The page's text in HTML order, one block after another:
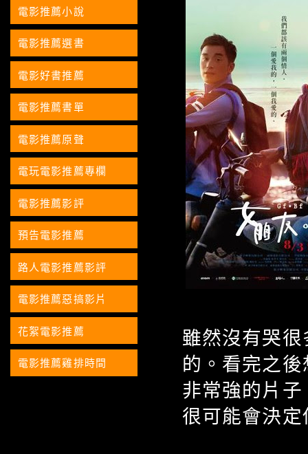
雖然沒有哭
的。看完之
非常強的片
很可能會決
電影推薦小說
電影推薦選書
電影好書推薦
電影推薦書單
電影推薦原聲
電玩電影推薦專欄
電影推薦影評
預告電影推薦
路人電影推薦影評
電影推薦惡搞影片
花絮電影推薦
電影推薦雞排時間